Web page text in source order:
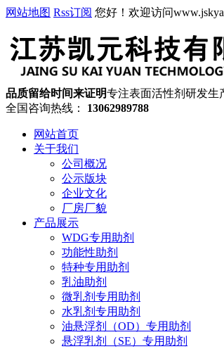
网站地图 Rss订阅 您好！欢迎访问
品质留给时间来证明专注表面活性剂研发生
全国咨询热线：
13062989788
网站首页
关于我们
公司概况
公示版块
企业文化
厂房厂貌
产品展示
WDG专用助剂
功能性助剂
特种专用助剂
乳油助剂
微乳剂专用助剂
水乳剂专用助剂
油悬浮剂（OD）专用助剂
悬浮乳剂（SE）专用助剂